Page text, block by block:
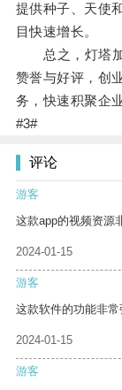
提供种子、天使
目快速增长。
总之，灯塔加
赞誉与好评，创
务，快速积聚企
#3#
评论
游客
这款app的视频资源
2024-01-15
游客
这款软件的功能非常
2024-01-15
游客